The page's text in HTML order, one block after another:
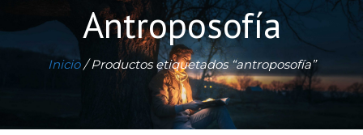
Antroposofía
Inicio/ Productos etiquetados “antroposofía”